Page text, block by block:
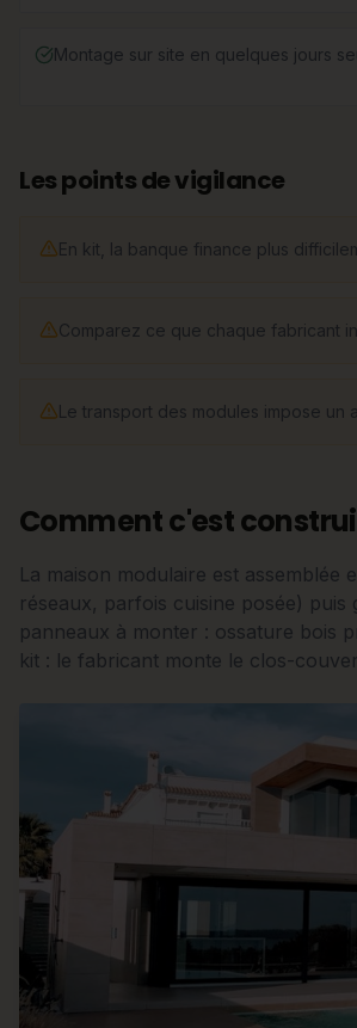
Montage sur site en quelques jours
Les points de vigilance
En kit, la banque finance plus
Comparez ce que chaque fabricant
Le transport des modules impose
Comment c'est
La maison modulaire est
réseaux, parfois cuisine posée)
panneaux à monter : ossature bois
kit : le fabricant monte le clos-